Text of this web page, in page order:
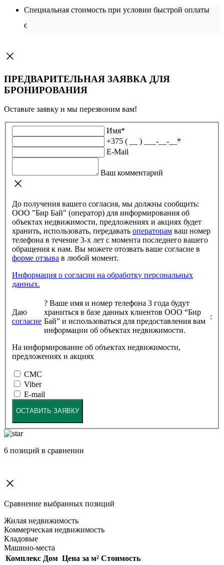
Специальная cтоимость при условии быстрой оплаты
€
ПРЕДВАРИТЕЛЬНАЯ ЗАЯВКА ДЛЯ
БРОНИРОВАНИЯ
Оставьте заявку и мы перезвоним вам!
Имя*
+375 ( __ ) ___-__-__ *
E-Mail
Ваш комментарий
До получения вашего согласия, мы должны сообщить:
ООО "Бир Бай" (оператор) для информирования об
объектах недвижимости, предложениях и акциях будет
хранить, использовать, передавать операторам
телефона в течение 3-х лет с момента последнего вашего
обращения к нам. Вы можете отозвать ваше согласие в
форме отзыва
в любой момент.
Информация о согласии на обработку персональных
данных.
Даю
согласие
? Ваше имя и номер телефона 3 года будут
храниться в базе данных клиентов ООО “Бир
Бай” и использоваться для предоставления вам
информации об объектах недвижимости.
:
На информирование об объектах недвижимости,
предложениях и акциях
СМС
Viber
E-mail
ОСТАВИТЬ ЗАЯВКУ
6 позиций в сравнении
Сравнение выбранных позиций
Жилая недвижимость
Коммерческая недвижимость
Кладовые
Машино-места
Комплекс Дом Цена за м² Стоимость